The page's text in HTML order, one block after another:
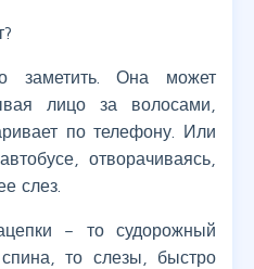
заметить. Она может
лицо за волосами,
по телефону. Или
отворачиваясь,
слез.
– то судорожный
то слезы, быстро